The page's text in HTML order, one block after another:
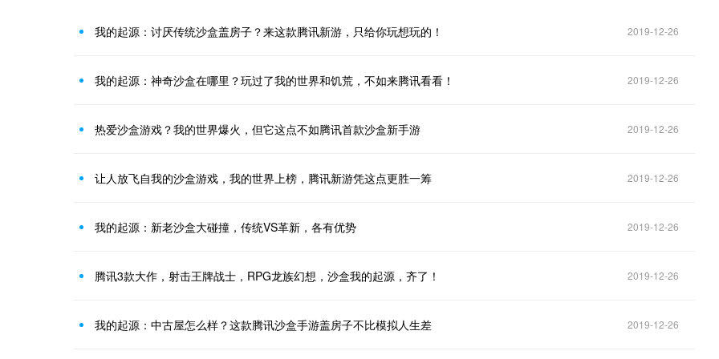
我的起源：讨厌传统沙盒盖房子？来这款腾讯新游，只给你玩想玩的！ 2019-12-26
我的起源：神奇沙盒在哪里？玩过了我的世界和饥荒，不如来腾讯看看！ 2019-12-26
热爱沙盒游戏？我的世界爆火，但它这点不如腾讯首款沙盒新手游 2019-12-26
让人放飞自我的沙盒游戏，我的世界上榜，腾讯新游凭这点更胜一筹 2019-12-26
我的起源：新老沙盒大碰撞，传统VS革新，各有优势 2019-12-26
腾讯3款大作，射击王牌战士，RPG龙族幻想，沙盒我的起源，齐了！ 2019-12-26
我的起源：中古屋怎么样？这款腾讯沙盒手游盖房子不比模拟人生差 2019-12-26